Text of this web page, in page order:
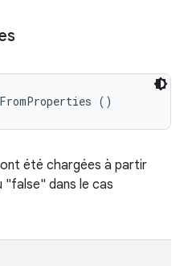
()
été chargées à partir
"false" dans le cas